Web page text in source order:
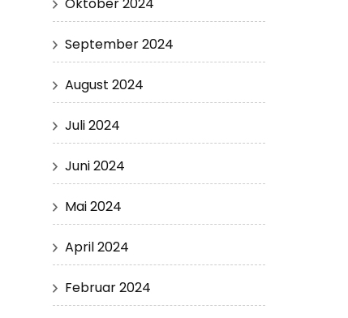
September 2024
August 2024
Juli 2024
Juni 2024
Mai 2024
April 2024
Februar 2024